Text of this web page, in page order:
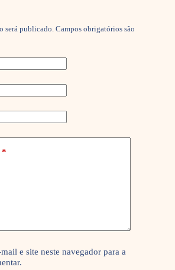
será publicado. Campos obrigatórios são
*
e site neste navegador para a